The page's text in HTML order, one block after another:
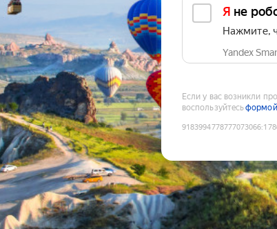
Я не
Нажмите,
Yandex
Если у вас возникли
воспользуйтесьформой
9183994778777073066: